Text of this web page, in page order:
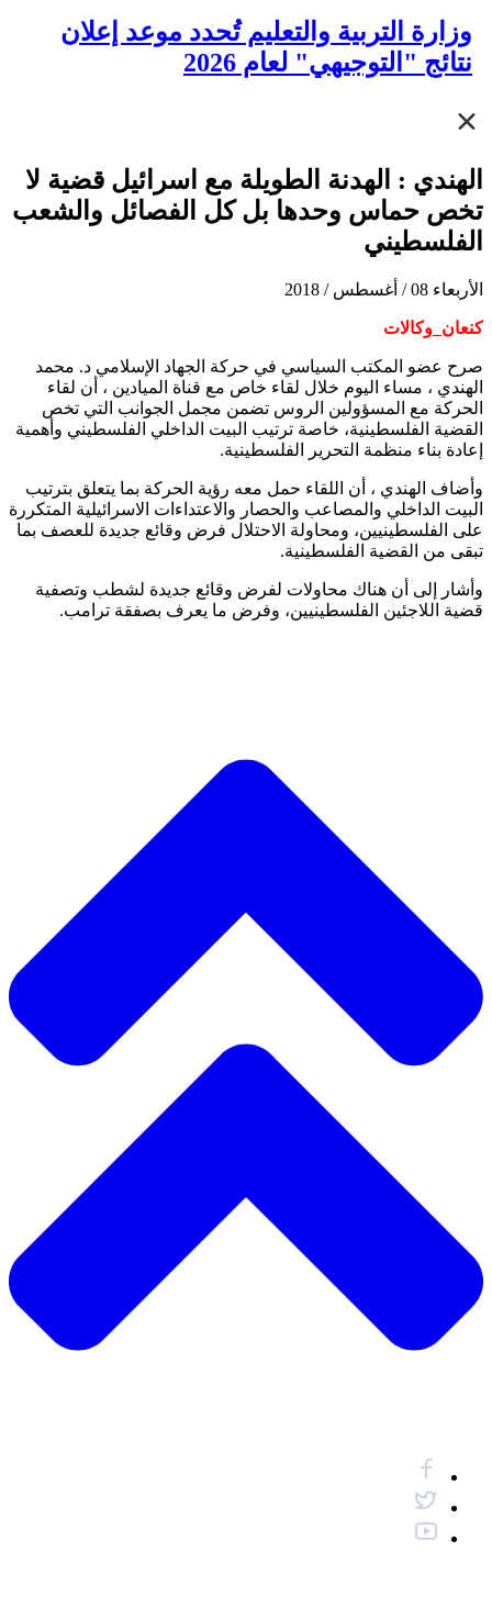
وزارة التربية والتعليم تُحدد موعد إعلان
نتائج "التوجيهي" لعام 2026
الهندي : الهدنة الطويلة مع اسرائيل قضية لا
تخص حماس وحدها بل كل الفصائل والشعب
الفلسطيني
الأربعاء 08 / أغسطس / 2018
كنعان_وكالات
صرح عضو المكتب السياسي في حركة الجهاد الإسلامي د. محمد
الهندي ، مساء اليوم خلال لقاء خاص مع قناة الميادين ، أن لقاء
الحركة مع المسؤولين الروس تضمن مجمل الجوانب التي تخص
القضية الفلسطينية، خاصة ترتيب البيت الداخلي الفلسطيني وأهمية
إعادة بناء منظمة التحرير الفلسطينية.
وأضاف الهندي ، أن اللقاء حمل معه رؤية الحركة بما يتعلق بترتيب
البيت الداخلي والمصاعب والحصار والاعتداءات الاسرائيلية المتكررة
على الفلسطينيين، ومحاولة الاحتلال فرض وقائع جديدة للعصف بما
تبقى من القضية الفلسطينية.
وأشار إلى أن هناك محاولات لفرض وقائع جديدة لشطب وتصفية
قضية اللاجئين الفلسطينيين، وفرض ما يعرف بصفقة ترامب.